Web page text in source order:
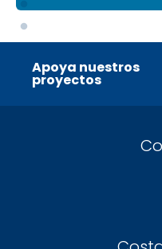
Apoya nuestros
proyectos